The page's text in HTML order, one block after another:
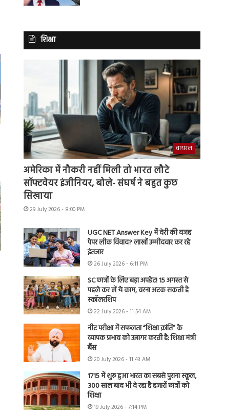
शिक्षा
वायरल
अमेरिका में नौकरी नहीं मिली तो भारत लौटे
सॉफ्टवेयर इंजीनियर, बोले- संघर्ष ने बहुत कुछ
सिखाया
29 July 2026 - 8:00 PM
UGC NET Answer Key में देरी की वजह
पेपर लीक विवाद? लाखों उम्मीदवार कर रहे
इंतजार
26 July 2026 - 6:11 PM
SC छात्रों के लिए बड़ा अपडेट! 15 अगस्त से
पहले कर लें ये काम, वरना अटक सकती है
स्कॉलरशिप
22 July 2026 - 11:54 AM
नीट परीक्षा में सफलता “शिक्षा क्रांति” के
व्यापक प्रभाव को उजागर करती है: शिक्षा मंत्री
बैंस
20 July 2026 - 11:43 AM
1715 में शुरू हुआ भारत का सबसे पुराना स्कूल,
300 साल बाद भी दे रहा है हजारों छात्रों को
शिक्षा
19 July 2026 - 7:14 PM